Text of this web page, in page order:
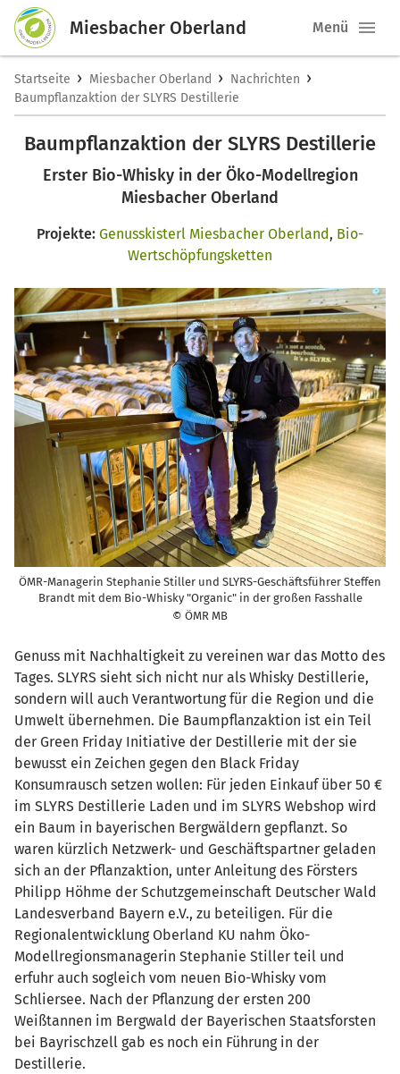
Miesbacher Oberland Menü
Startseite › Miesbacher Oberland › Nachrichten ›
Baumpflanzaktion der SLYRS Destillerie
Baumpflanzaktion der SLYRS Destillerie
Erster Bio-Whisky in der Öko-Modellregion
Miesbacher Oberland
Projekte: Genusskisterl Miesbacher Oberland, Bio-
Wertschöpfungsketten
ÖMR-Managerin Stephanie Stiller und SLYRS-Geschäftsführer Steffen
Brandt mit dem Bio-Whisky "Organic" in der großen Fasshalle
© ÖMR MB
Genuss mit Nachhaltigkeit zu vereinen war das Motto des
Tages. SLYRS sieht sich nicht nur als Whisky Destillerie,
sondern will auch Verantwortung für die Region und die
Umwelt übernehmen. Die Baumpflanzaktion ist ein Teil
der Green Friday Initiative der Destillerie mit der sie
bewusst ein Zeichen gegen den Black Friday
Konsumrausch setzen wollen: Für jeden Einkauf über 50 €
im SLYRS Destillerie Laden und im SLYRS Webshop wird
ein Baum in bayerischen Bergwäldern gepflanzt. So
waren kürzlich Netzwerk- und Geschäftspartner geladen
sich an der Pflanzaktion, unter Anleitung des Försters
Philipp Höhme der Schutzgemeinschaft Deutscher Wald
Landesverband Bayern e.V., zu beteiligen. Für die
Regionalentwicklung Oberland KU nahm Öko-
Modellregionsmanagerin Stephanie Stiller teil und
erfuhr auch sogleich vom neuen Bio-Whisky vom
Schliersee. Nach der Pflanzung der ersten 200
Weißtannen im Bergwald der Bayerischen Staatsforsten
bei Bayrischzell gab es noch ein Führung in der
Destillerie.